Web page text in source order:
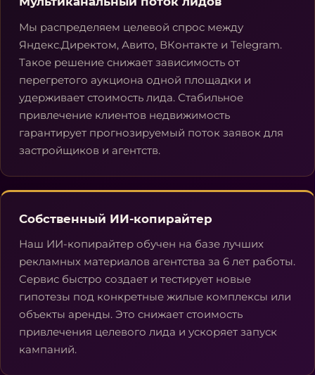
Мы распределяем целевой спрос между
Яндекс.Директом, Авито, ВКонтакте и Telegram.
Такое решение снижает зависимость от
перегретого аукциона одной площадки и
удерживает стоимость лида. Стабильное
привлечение клиентов недвижимость
гарантирует прогнозируемый поток заявок для
застройщиков и агентств.
Собственный ИИ-копирайтер
Наш ИИ-копирайтер обучен на базе лучших
рекламных материалов агентства за 6 лет работы.
Сервис быстро создает и тестирует новые
гипотезы под конкретные жилые комплексы или
объекты аренды. Это снижает стоимость
привлечения целевого лида и ускоряет запуск
кампаний.